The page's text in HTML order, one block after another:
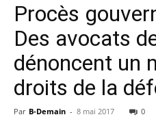
Procès
Des avocats
dénoncent un
droits de la
Par B-Demain - 8 mai 2017 0